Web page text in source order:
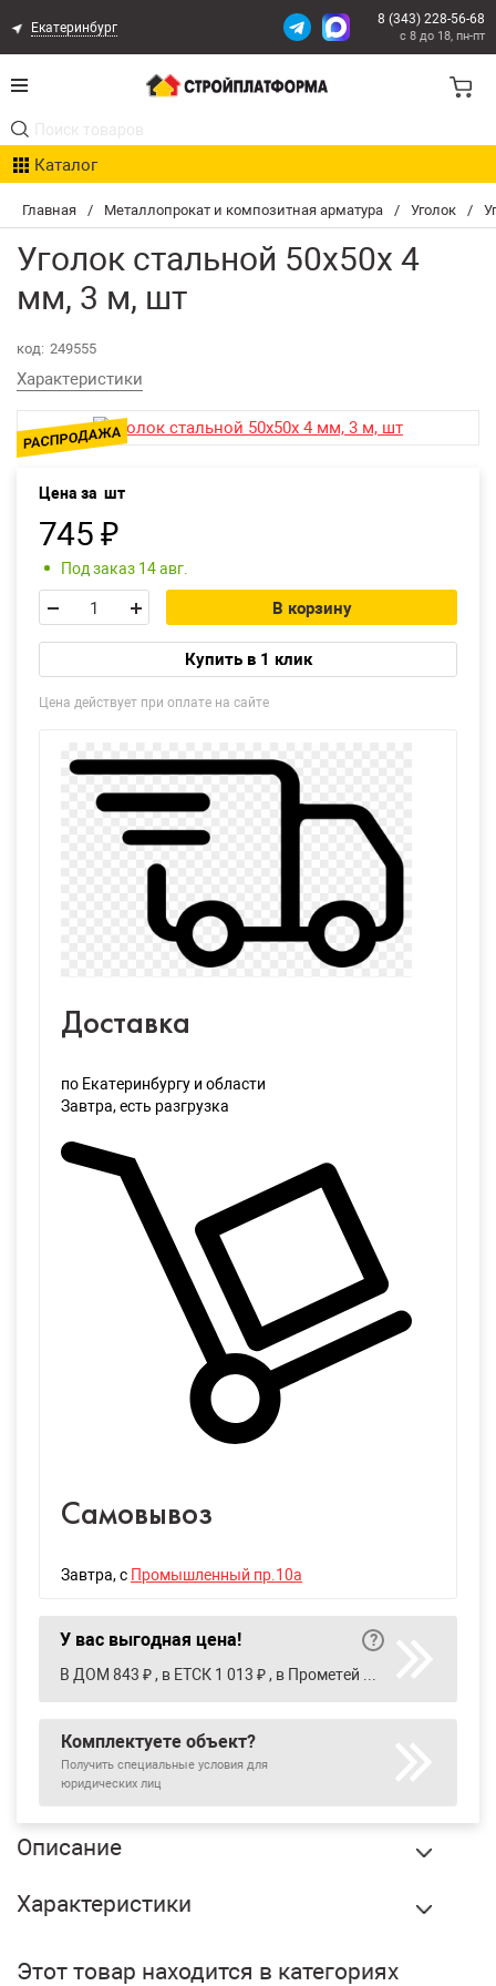
Главная / Металлопрокат и композитная арматура / Уголок /
Уголок стальной 50х50х 4
мм, 3 м, шт
код: 249555
Характеристики
Цена за шт
745 ₽
Под заказ 14 авг.
В корзину
Купить в 1 клик
Цена действует при оплате на сайте
Доставка
по Екатеринбургу и области
Завтра, есть разгрузка
Самовывоз
Завтра, с Промышленный пр.10а
У вас выгодная цена!
Комплектуете объект?
Получить специальные условия для
юридических лиц
Описание
Екатеринбурге по оптовой цене в интернет магазине
Уголок равнополочный используется как арматура
Характеристики
Вес: 9.5 кг
Этот товар находится в категориях
Екатеринбург
8 (343) 228-56-68
с 8 до 18, пн-пт
Каталог
Акции
Расчет доставки
Организациям
Контакты
Оплата и Доставка
Возврат товара
Екатеринбург